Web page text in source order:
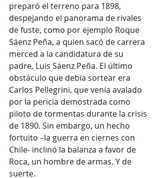
preparó el terreno para 1898,
despejando el panorama de rivales
de fuste, como por ejemplo Roque
Sáenz Peña, a quien sacó de carrera
merced a la candidatura de su
padre, Luis Sáenz Peña. El último
obstáculo que debía sortear era
Carlos Pellegrini, que venía avalado
por la pericia demostrada como
piloto de tormentas durante la crisis
de 1890. Sin embargo, un hecho
fortuito –la guerra en ciernes con
Chile- inclinó la balanza a favor de
Roca, un hombre de armas. Y de
suerte.